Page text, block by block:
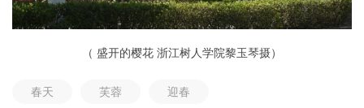
（ 盛开的樱花 浙江树人学院黎玉琴摄）
春天 芙蓉 迎春